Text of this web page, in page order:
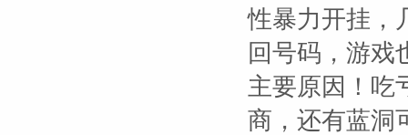
性暴力开挂，
回号码，游戏
主要原因！吃
商，还有蓝洞